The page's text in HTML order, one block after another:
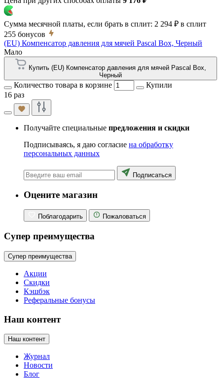
Сумма месячной платы, если брать в сплит: 2 294 ₽ в сплит
255 бонусов
(EU) Компенсатор давления для мячей Pascal Box, Черный
Мало
Купить (EU) Компенсатор давления для мячей Pascal Box,
Черный
Количество товара в корзине
Купили
16 раз
Получайте специальные предложения и скидки
Подписываясь, я даю согласие на обработку
персональных данных
Подписаться
Оцените магазин
Поблагодарить Пожаловаться
Супер преимущества
Супер преимущества
Акции
Скидки
Кэшбэк
Реферальные бонусы
Наш контент
Наш контент
Журнал
Новости
Блог